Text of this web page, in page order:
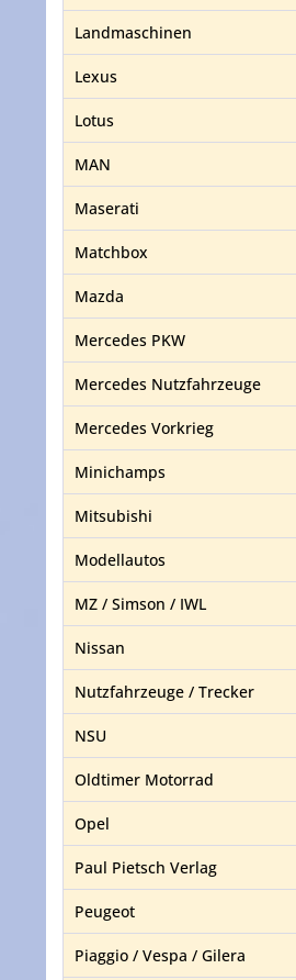
Landmaschinen
Lexus
Lotus
MAN
Maserati
Matchbox
Mazda
Mercedes PKW
Mercedes Nutzfahrzeuge
Mercedes Vorkrieg
Minichamps
Mitsubishi
Modellautos
MZ / Simson / IWL
Nissan
Nutzfahrzeuge / Trecker
NSU
Oldtimer Motorrad
Opel
Paul Pietsch Verlag
Peugeot
Piaggio / Vespa / Gilera